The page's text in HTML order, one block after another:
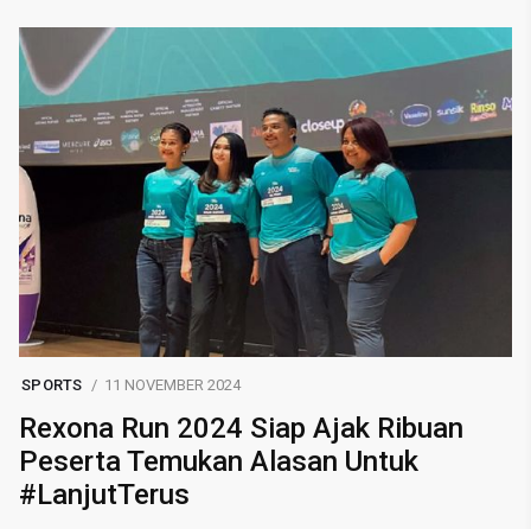
SPORTS 11 NOVEMBER 2024
Rexona Run 2024 Siap Ajak Ribuan
Peserta Temukan Alasan Untuk
#LanjutTerus